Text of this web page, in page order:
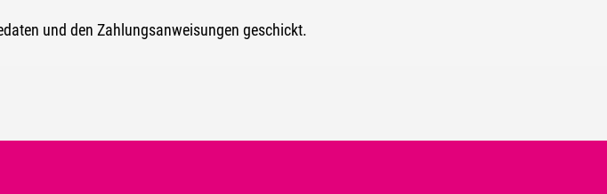
und den Zahlungsanweisungen geschickt.